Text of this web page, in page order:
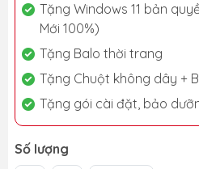
Tặng Windows 11 bản
Mới 100%)
Tặng Balo thời trang
Tặng Chuột không dây +
Tặng gói cài đặt, bảo
Số lượng